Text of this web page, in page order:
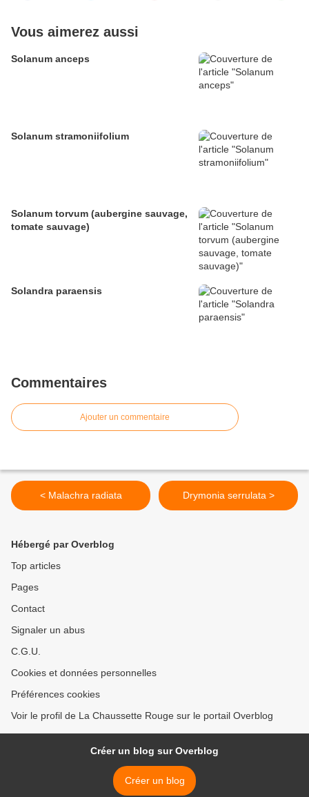
Vous aimerez aussi
Solanum anceps
Solanum stramoniifolium
Solanum torvum (aubergine sauvage,
tomate sauvage)
Solandra paraensis
Commentaires
Ajouter un commentaire
< Malachra radiata Drymonia serrulata >
Hébergé par Overblog
Top articles
Pages
Contact
Signaler un abus
C.G.U.
Cookies et données personnelles
Préférences cookies
Voir le profil de La Chaussette Rouge sur le portail Overblog
Créer un blog sur Overblog
Créer un blog